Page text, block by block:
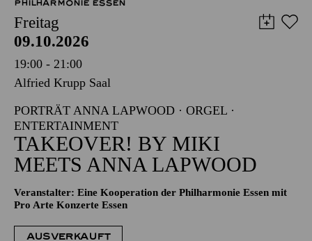
PHILHARMONIE ESSEN
Freitag
09.10.2026
19:00 - 21:00
Alfried Krupp Saal
PORTRÄT ANNA LAPWOOD · ORGEL ·
ENTERTAINMENT
TAKEOVER! BY MIKI
MEETS ANNA LAPWOOD
Veranstalter: Eine Kooperation der Philharmonie Essen mit